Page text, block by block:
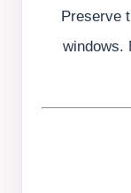
Preserve
windows.